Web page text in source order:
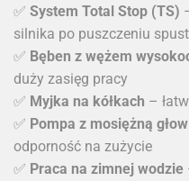
✅ System Total Stop (TS)
silnika po puszczeniu
✅ Bęben z wężem
duży zasięg pracy
✅ Myjka na kółkach –
✅ Pompa z mosiężną
odporność na zużycie
✅ Praca na zimnej wodzie